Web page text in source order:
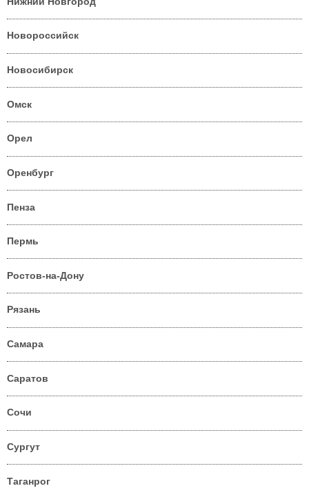
Новороссийск
Новосибирск
Омск
Орел
Оренбург
Пенза
Пермь
Ростов-на-Дону
Рязань
Самара
Саратов
Сочи
Сургут
Таганрог